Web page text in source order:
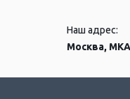
Наш адрес:
Москва,